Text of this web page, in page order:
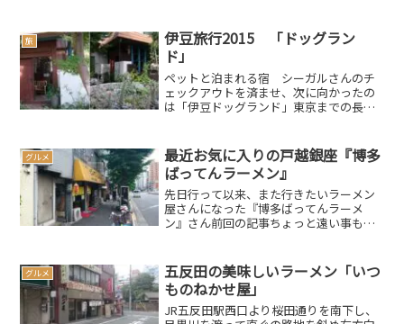
旅
伊豆旅行2015 「ドッグラン
ド」
ペットと泊まれる宿 シーガルさんのチ
ェックアウトを済ませ、次に向かったの
は「伊豆ドッグランド」東京までの長い
に行くと獣道みたいなところ（細い道）
に案内されてしまいます案...
グルメ
最近お気に入りの戸越銀座『博多
ばってんラーメン』
先日行って以来、また行きたいラーメン
屋さんになった『博多ばってんラーメ
ン』さん前回の記事ちょっと遠い事もあ
の駅は戸越銀座となると思いますが、そ
れでも駅から500ｍ～60...
グルメ
五反田の美味しいラーメン「いつ
ものねかせ屋」
JR五反田駅西口より桜田通りを南下し、